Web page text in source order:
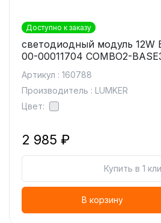
Доступно к заказу
светодиодный модуль 12W
00-00011704 COMBO2-
Артикул : 160788
Производитель : LUMKER
Цвет:
2 985 ₽
Купить в 1
В корзину